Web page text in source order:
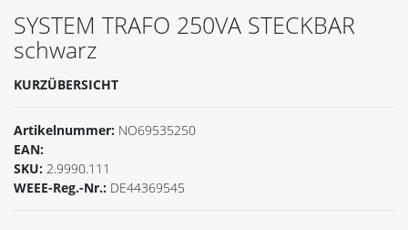
SYSTEM TRAFO 250VA STECKBAR
schwarz
KURZÜBERSICHT
Artikelnummer: NO69535250
EAN:
SKU: 2.9990.111
WEEE-Reg.-Nr.: DE44369545